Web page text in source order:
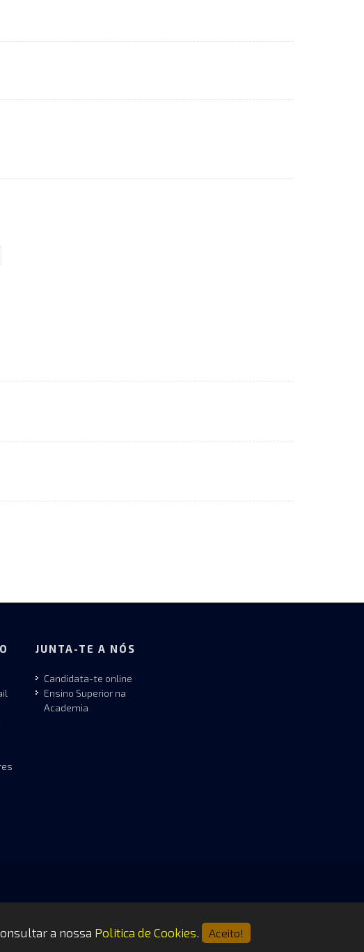
JUNTA-TE A NÓS
Candidata-te online
Ensino Superior na
Academia
a nossa Politica de Cookies. Aceito!